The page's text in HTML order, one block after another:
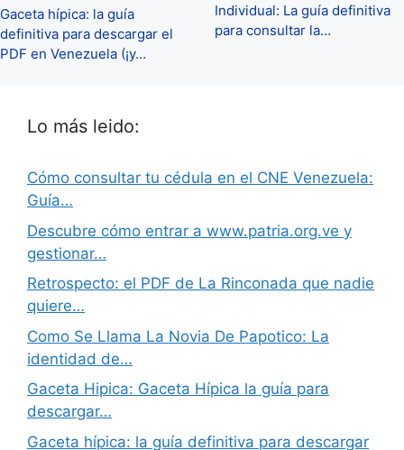
Gaceta hípica: la guía
definitiva para descargar el
PDF en Venezuela (¡y…
Individual: La guía definitiva
para consultar la…
Lo más leido:
Cómo consultar tu cédula en el CNE Venezuela:
Guía…
Descubre cómo entrar a www.patria.org.ve y
gestionar…
Retrospecto: el PDF de La Rinconada que nadie
quiere…
Como Se Llama La Novia De Papotico: La
identidad de…
Gaceta Hipica: Gaceta Hípica la guía para
descargar…
Gaceta hípica: la guía definitiva para descargar